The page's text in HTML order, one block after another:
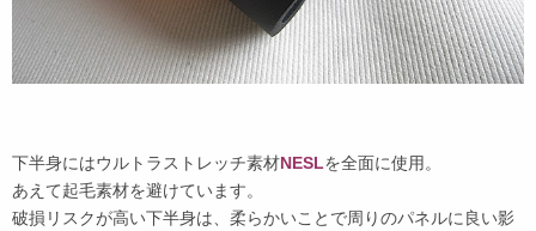
下半身にはウルトラストレッチ素材NESLを全面に使用。
あえて起毛素材を避けています。
破損リスクが高い下半身は、柔らかいことで周りのパネルに良い影